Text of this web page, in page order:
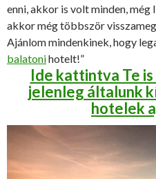
enni, akkor is volt minden, még
akkor még többször
Ajánlom mindenkinek, hogy
balatonihotelt!”
Ide kattintva Te
jelenleg általunk
hotelek